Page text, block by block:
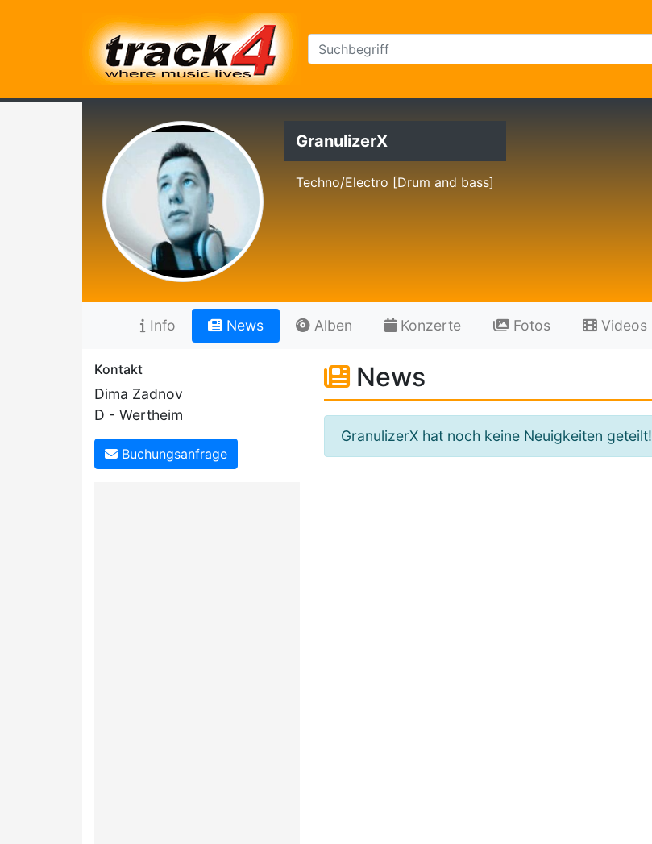
GranulizerX
Techno/Electro [Drum and bass]
Info News Alben Konzerte Fotos Videos
Kontakt
Dima Zadnov
D - Wertheim
Buchungsanfrage
News
GranulizerX hat noch keine Neuigkeiten geteilt!